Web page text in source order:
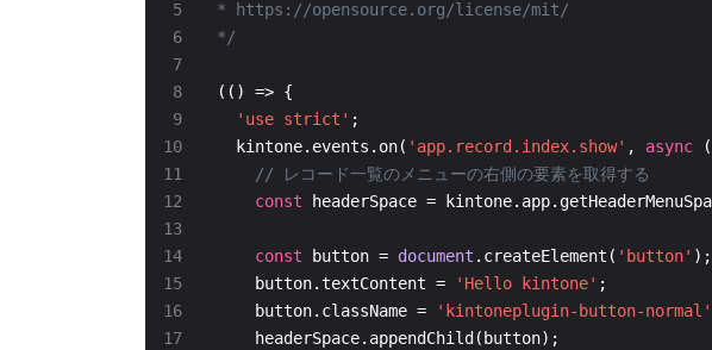
5
6
7
8
9
10
11
13
14
15
16
17
*/
'use strict'
  kintone.events.on(
'app.record.index.show' , async
const
const button = document .createElement( 'button'
    button.textContent =
'Hello kintone'
    button.className =
'kintoneplugin-button-normal'